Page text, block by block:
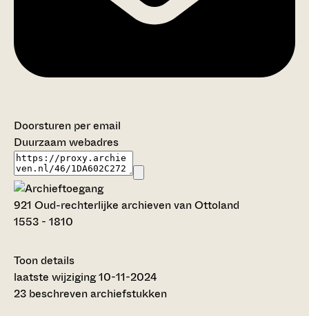
Doorsturen per email
Duurzaam webadres
921 Oud-rechterlijke archieven van Ottoland
1553 - 1810
Toon details
Datering:
1553 - 1810
laatste wijziging 10-11-2024
23 beschreven archiefstukken